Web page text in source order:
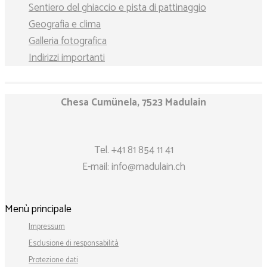
Sentiero del ghiaccio e pista di pattinaggio
Geografia e clima
Galleria fotografica
Indirizzi importanti
Chesa Cumünela, 7523 Madulain
Tel.+41 81 854 11 41
E-mail:info@madulain.ch
Menù principale
Impressum
Esclusione di responsabilità
Protezione dati